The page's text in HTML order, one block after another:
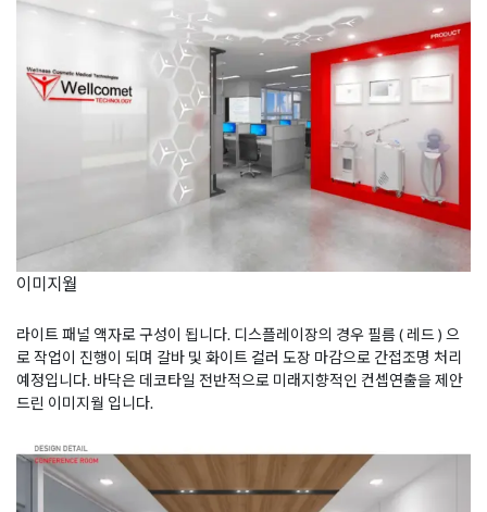
이미지월
라이트 패널 액자로 구성이 됩니다. 디스플레이장의 경우 필름 ( 레드 ) 으
로 작업이 진행이 되며 갈바 및 화이트 컬러 도장 마감으로 간접조명 처리
예정입니다. 바닥은 데코타일 전반적으로 미래지향적인 컨셉연출을 제안
드린 이미지월 입니다.